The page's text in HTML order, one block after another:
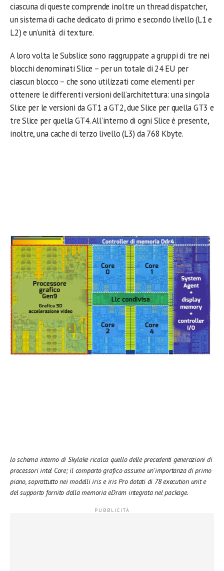
ciascuna di queste comprende inoltre un thread dispatcher,
un sistema di cache dedicato di primo e secondo livello (L1 e
L2) e un’unità di texture.
A loro volta le Subslice sono raggruppate a gruppi di tre nei
blocchi denominati Slice – per un totale di 24 EU per
ciascun blocco – che sono utilizzati come elementi per
ottenere le differenti versioni dell’architettura: una singola
Slice per le versioni da GT1 a GT2, due Slice per quella GT3 e
tre Slice per quella GT4. All’interno di ogni Slice è presente,
inoltre, una cache di terzo livello (L3) da 768 Kbyte.
lo schema interno di Skylake ricalca quello delle precedenti generazioni di
processori intel Core; il comparto grafico assume un’importanza di primo
piano, soprattutto nei modelli iris e iris Pro dotati di 78 execution unit e
del supporto fornito dalla memoria eDram integrata nel package.